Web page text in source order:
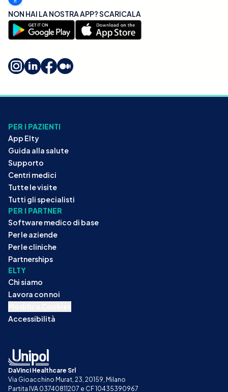
NON HAI LA NOSTRA APP? SCARICALA
PER I PAZIENTI
App Elty
Guida alla salute
Supporto
Centri medici
Tutte le visite
Tutti gli specialisti
PER I PARTNER
Software medico di base
Per le aziende
Per le cliniche
Partnerships
ELTY
Chi siamo
Lavora con noi
Accessibilità
DaVinci Healthcare Srl
Via Gioacchino Murat, 23, 20159, Milano
Partita IVA 03740811207 e CF 10435390967